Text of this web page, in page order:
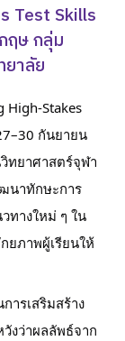
Test Skills
ฤษ กลุ่ม
ยาลัย
High-Stakes
กันยายน
ทยาศาสตร์จุฬา
นาทักษะการ
ทางใหม่ ๆ ใน
ยภาพผู้เรียนให้
ารเสริมสร้าง
งว่าผลลัพธ์จาก